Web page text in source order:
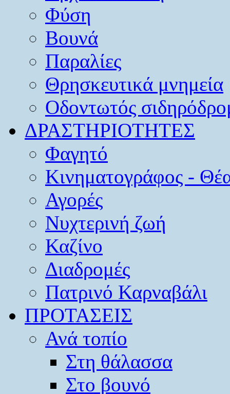
Φύση
Βουνά
Παραλίες
Θρησκευτικά μνημεία
Οδοντωτός
ΔΡΑΣΤΗΡΙΟΤΗΤΕΣ
Φαγητό
Κινηματογράφος -
Αγορές
Νυχτερινή ζωή
Καζίνο
Διαδρομές
Πατρινό Καρναβάλι
ΠΡΟΤΑΣΕΙΣ
Ανά τοπίο
Στη θάλασσα
Στο βουνό